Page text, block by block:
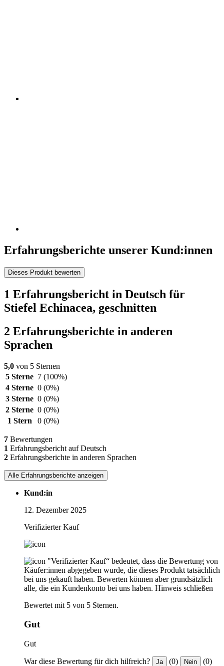
Erfahrungsberichte unserer Kund:innen
Dieses Produkt bewerten
1 Erfahrungsbericht in Deutsch für
Stiefel Echinacea, geschnitten
2 Erfahrungsberichte in anderen
Sprachen
5,0 von 5 Sternen
5 Sterne 7 (100%)
4 Sterne 0 (0%)
3 Sterne 0 (0%)
2 Sterne 0 (0%)
1 Stern
0 (0%)
7 Bewertungen
1 Erfahrungsbericht auf Deutsch
2 Erfahrungsberichte in anderen Sprachen
Alle Erfahrungsberichte anzeigen
Kund:in
12. Dezember 2025
Verifizierter Kauf
"Verifizierter Kauf“ bedeutet, dass die Bewertung von
Käufer:innen abgegeben wurde, die dieses Produkt tatsächlich
bei uns gekauft haben. Bewerten können aber grundsätzlich
alle, die ein Kundenkonto bei uns haben. Hinweis schließen
Bewertet mit 5 von 5 Sternen.
Gut
Gut
War diese Bewertung für dich hilfreich? Ja (0) Nein (0)